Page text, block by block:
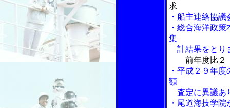
求
・船主連絡協
・総合海洋政
集
計結果をとり
前年度比２．
・平成２９年
額
査定に異議あ
・尾道海技学